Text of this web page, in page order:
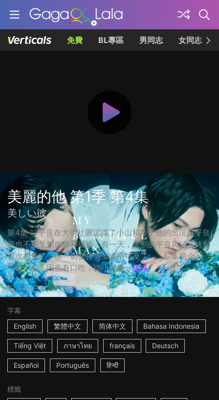
免費 BL專區 男同志 女同志
美麗的他 第1季 第4集
美しい彼
第4集： 平良在大學社團認識了小山和希，他的出現讓平良
再也不用受到侮辱和揶揄。有一天，久別的平良與清居終於
再次相見了，但一切變得更加遙不可及了…… 影集簡介：
平良一成，因患有口吃，從小就是... 更多
24m日本2021
字幕
English
繁體中文 简体中文 Bahasa Indonesia
Tiếng Việt ภาษาไทย français Deutsch
Español Português हिन्दी
標籤